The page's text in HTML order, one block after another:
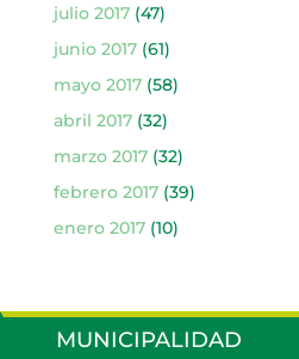
julio 2017(47)
junio 2017(61)
mayo 2017(58)
abril 2017(32)
marzo 2017(32)
febrero 2017(39)
enero 2017(10)
MUNICIPALIDAD